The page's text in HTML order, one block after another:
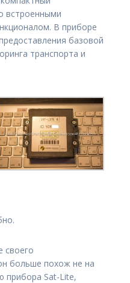
встроенными
В приборе
базовой
транспорта и
своего
больше похож не на
прибора Sat-Lite,